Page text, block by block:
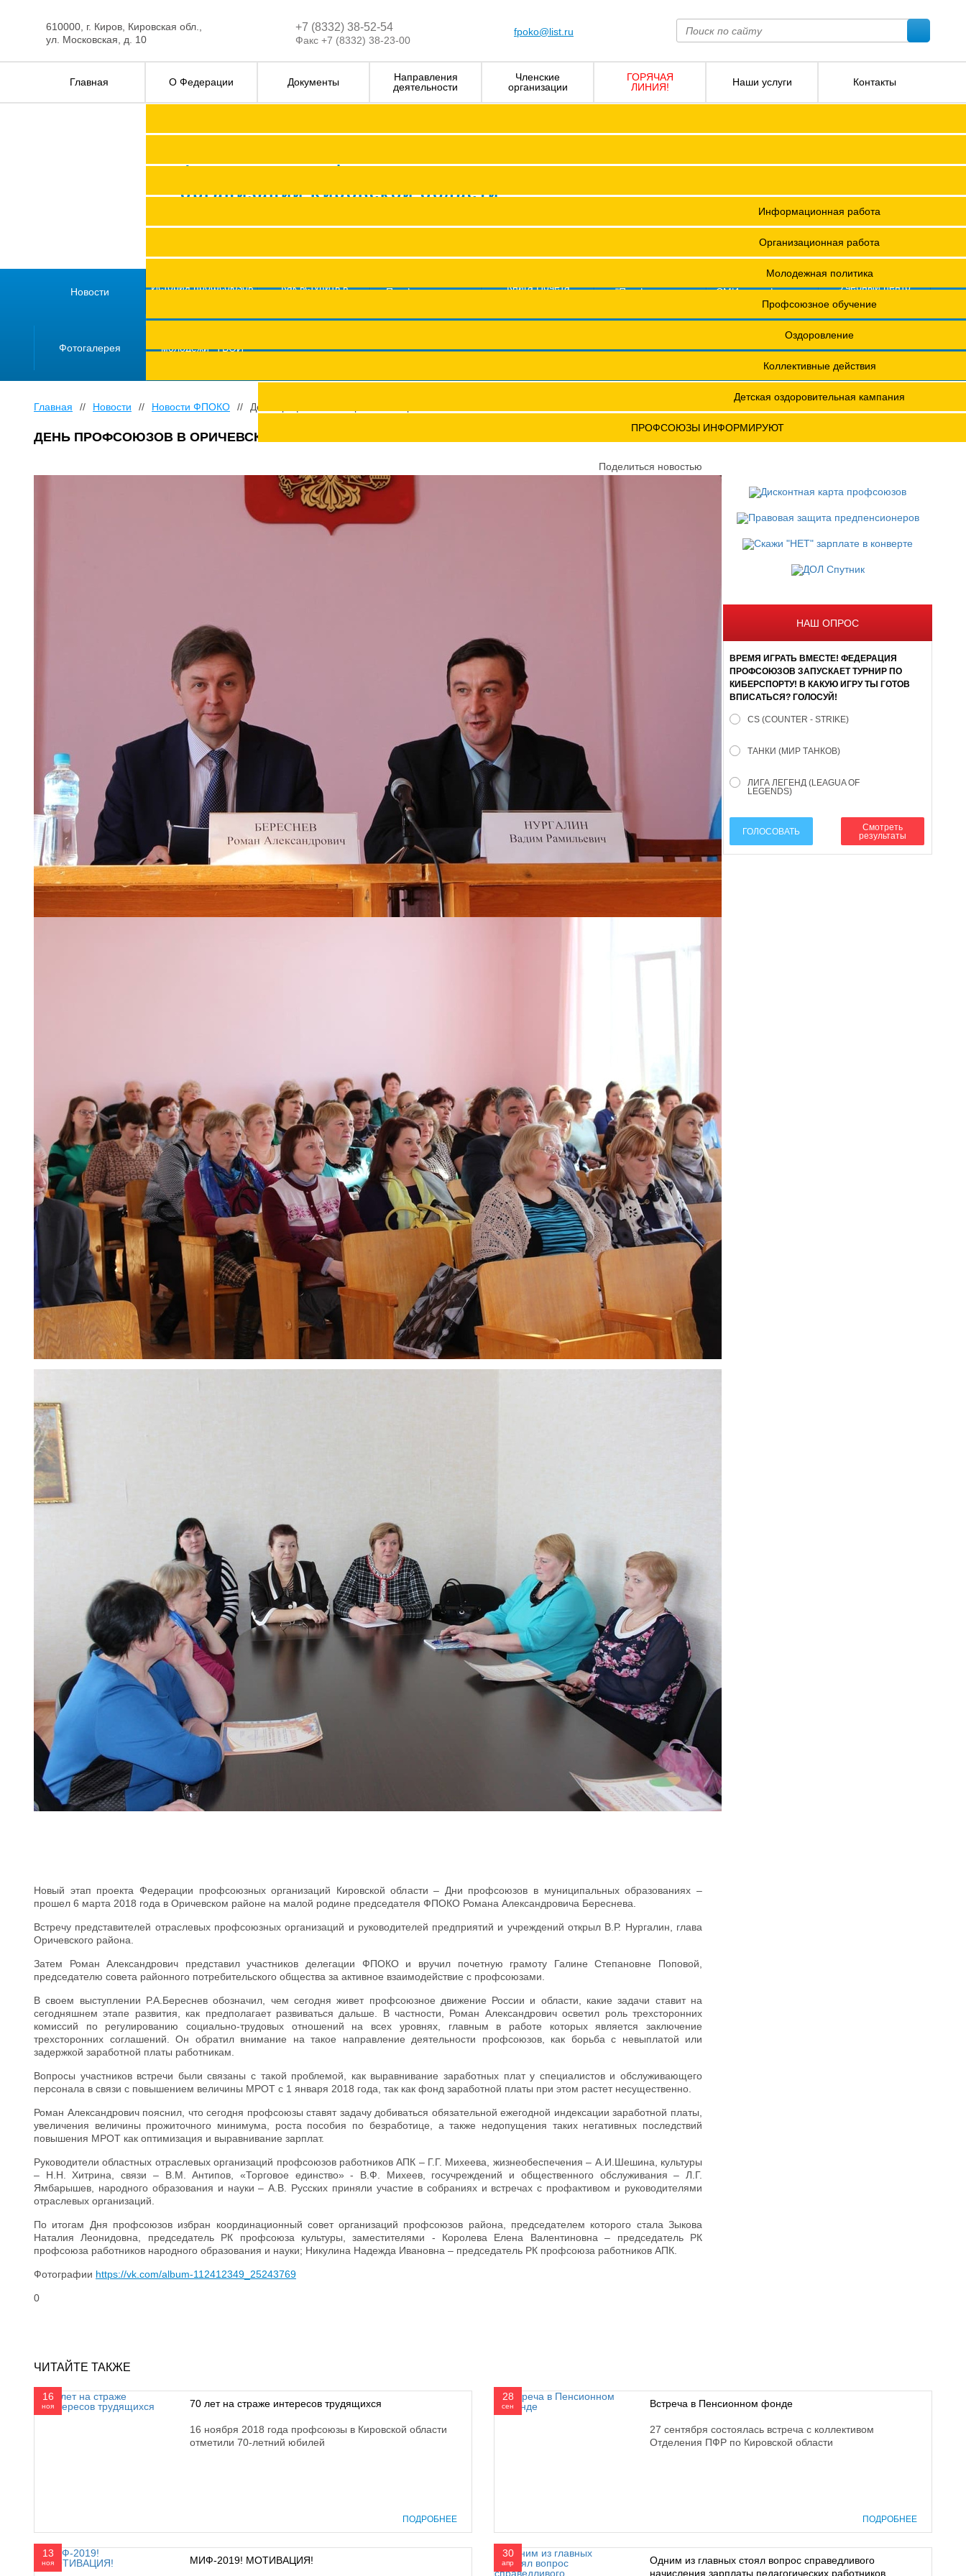
610000, г. Киров, Кировская обл.,
ул. Московская, д. 10
+7 (8332) 38-52-54
Факс +7 (8332) 38-23-00
fpoko@list.ru
Главная О Федерации Документы
Решения Советов Федерации
Постановления президиумов
Сводные данные о результатах проведения специальной оценки условий труда (СОУТ)
Научно-практическая конференция МОТ- ФНПР
ПРОФСОЮЗЫ ИНФОРМИРУЮТ
Направления
деятельности
Информационная работа
Организационная работа
Молодежная политика
Профсоюзное обучение
Оздоровление
Коллективные действия
Детская оздоровительная кампания
Членские
организации
ГОРЯЧАЯ
ЛИНИЯ!
Наши услуги Контакты
Федерация профсоюзных
организаций Кировской области
Новости
История профсоюзов
Как вступить в
Профсоюз помог
Книга Почета
"Профсоюзная
СМИ о профсоюзах
Учебный центр
Фотогалерея
молодежи "ТВОЙ
Главная // Новости // Новости ФПОКО // День профсоюзов в Оричевском районе
ДЕНЬ ПРОФСОЮЗОВ В ОРИЧЕВСКОМ РАЙОНЕ
Поделиться новостью
Новый этап проекта Федерации профсоюзных организаций Кировской области – Дни профсоюзов в муниципальных образованиях –
прошел 6 марта 2018 года в Оричевском районе на малой родине председателя ФПОКО Романа Александровича Береснева.
Встречу представителей отраслевых профсоюзных организаций и руководителей предприятий и учреждений открыл В.Р. Нургалин, глава
Оричевского района.
Затем Роман Александрович представил участников делегации ФПОКО и вручил почетную грамоту Галине Степановне Поповой,
председателю совета районного потребительского общества за активное взаимодействие с профсоюзами.
В своем выступлении Р.А.Береснев обозначил, чем сегодня живет профсоюзное движение России и области, какие задачи ставит на
сегодняшнем этапе развития, как предполагает развиваться дальше. В частности, Роман Александрович осветил роль трехсторонних
комиссий по регулированию социально-трудовых отношений на всех уровнях, главным в работе которых является заключение
трехсторонних соглашений. Он обратил внимание на такое направление деятельности профсоюзов, как борьба с невыплатой или
задержкой заработной платы работникам.
Вопросы участников встречи были связаны с такой проблемой, как выравнивание заработных плат у специалистов и обслуживающего
персонала в связи с повышением величины МРОТ с 1 января 2018 года, так как фонд заработной платы при этом растет несущественно.
Роман Александрович пояснил, что сегодня профсоюзы ставят задачу добиваться обязательной ежегодной индексации заработной платы,
увеличения величины прожиточного минимума, роста пособия по безработице, а также недопущения таких негативных последствий
повышения МРОТ как оптимизация и выравнивание зарплат.
Руководители областных отраслевых организаций профсоюзов работников АПК – Г.Г. Михеева, жизнеобеспечения – А.И.Шешина, культуры
– Н.Н. Хитрина, связи – В.М. Антипов, «Торговое единство» - В.Ф. Михеев, госучреждений и общественного обслуживания – Л.Г.
Ямбарышев, народного образования и науки – А.В. Русских приняли участие в собраниях и встречах с профактивом и руководителями
отраслевых организаций.
По итогам Дня профсоюзов избран координационный совет организаций профсоюзов района, председателем которого стала Зыкова
Наталия Леонидовна, председатель РК профсоюза культуры, заместителями - Королева Елена Валентиновна – председатель РК
профсоюза работников народного образования и науки; Никулина Надежда Ивановна – председатель РК профсоюза работников АПК.
Фотографии https://vk.com/album-112412349_25243769
0
НАШ ОПРОС
ВРЕМЯ ИГРАТЬ ВМЕСТЕ! ФЕДЕРАЦИЯ
ПРОФСОЮЗОВ ЗАПУСКАЕТ ТУРНИР ПО
КИБЕРСПОРТУ! В КАКУЮ ИГРУ ТЫ ГОТОВ
ВПИСАТЬСЯ? ГОЛОСУЙ!
CS (COUNTER - STRIKE)
ТАНКИ (МИР ТАНКОВ)
ЛИГА ЛЕГЕНД (LEAGUA OF
LEGENDS)
ГОЛОСОВАТЬ
Смотреть
результаты
ЧИТАЙТЕ ТАКЖЕ
16
ноя 70 лет на страже интересов трудящихся
16 ноября 2018 года профсоюзы в Кировской области
отметили 70-летний юбилей
ПОДРОБНЕЕ
28
сен Встреча в Пенсионном фонде
27 сентября состоялась встреча с коллективом
Отделения ПФР по Кировской области
ПОДРОБНЕЕ
13
ноя МИФ-2019! МОТИВАЦИЯ!
30
апр
Одним из главных стоял вопрос справедливого
начисления зарплаты педагогических работников